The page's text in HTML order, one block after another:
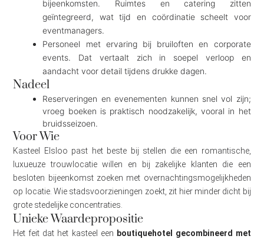
bijeenkomsten. Ruimtes en catering zitten
geïntegreerd, wat tijd en coördinatie scheelt voor
eventmanagers.
Personeel met ervaring bij bruiloften en corporate
events. Dat vertaalt zich in soepel verloop en
aandacht voor detail tijdens drukke dagen.
Nadeel
Reserveringen en evenementen kunnen snel vol zijn;
vroeg boeken is praktisch noodzakelijk, vooral in het
bruidsseizoen.
Voor Wie
Kasteel Elsloo past het beste bij stellen die een romantische,
luxueuze trouwlocatie willen en bij zakelijke klanten die een
besloten bijeenkomst zoeken met overnachtingsmogelijkheden
op locatie. Wie stadsvoorzieningen zoekt, zit hier minder dicht bij
grote stedelijke concentraties.
Unieke Waardepropositie
Het feit dat het kasteel een boutiquehotel gecombineerd met